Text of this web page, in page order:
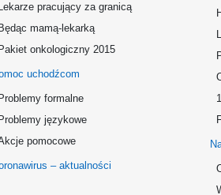
Lekarze pracujący za granicą
Będąc mamą-lekarką
Pakiet onkologiczny 2015
uchodźcom
Problemy formalne
Problemy językowe
pomocowe
– aktualności